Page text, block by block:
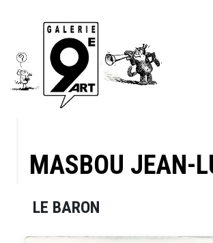
MASBOU JEAN-
LE BARON